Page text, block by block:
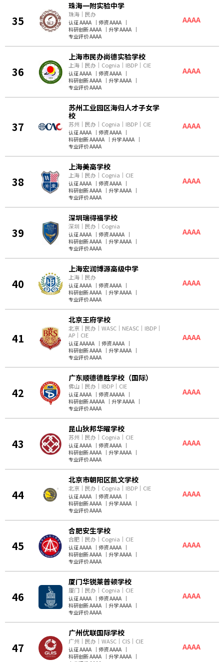
35
珠海一附实验中学
珠海 ｜ 民办
认证 AAAA ｜ 师资 AAAA ｜
科研创新 AAAA ｜升学 AAAA ｜
专业评价 AAAA
AAAA
36
上海市民办尚德实验学校
上海 ｜ 民办 ｜ Cognia ｜ IBDP ｜ CIE
认证 AAAA ｜ 师资 AAAA ｜
科研创新 AAAA ｜升学 AAAA ｜
专业评价 AAAA
AAAA
37
苏州工业园区海归人才子女学
校
苏州 ｜ 民办 ｜ Cognia ｜ IBDP ｜ CIE
认证 AAAA ｜ 师资 AAAA ｜
科研创新 AAAAA ｜升学 AAAA ｜
专业评价 AAAA
AAAA
38
上海美高学校
上海 ｜ 民办 ｜ Cognia ｜ CIE
认证 AAAA ｜ 师资 AAAA ｜
科研创新 AAAA ｜升学 AAAA ｜
专业评价 AAAA
AAAA
39
深圳瑞得福学校
深圳 ｜ 民办 ｜ Cognia
认证 AAAA ｜ 师资 AAAAA ｜
科研创新 AAAA ｜升学 AAAA ｜
专业评价 AAAA
AAAA
40
上海宏润博源高级中学
上海 ｜ 民办
认证 AAAA ｜ 师资 AAAA ｜
科研创新 AAAA ｜升学 AAAA ｜
专业评价 AAAA
AAAA
41
北京王府学校
北京 ｜ 民办 ｜WASC ｜ NEASC ｜ IBDP ｜
AP ｜ CIE
认证 AAAAA ｜ 师资 AAAA ｜
科研创新 AAAA ｜升学 AAAA ｜
专业评价 AAAA
AAAA
42
广东顺德德胜学校（国际）
佛山 ｜ 民办 ｜ IBDP ｜ CIE
认证 AAAA ｜ 师资 AAAAA ｜
科研创新 AAAAA ｜升学 AAAA ｜
专业评价 AAAA
AAAA
43
昆山狄邦华曜学校
苏州 ｜ 民办 ｜ Cognia ｜ CIE
认证 AAAA ｜ 师资 AAAA ｜
科研创新 AAAA ｜升学 AAAA ｜
专业评价 AAAA
AAAA
44
北京市朝阳区凯文学校
北京 ｜ 民办 ｜ Cognia ｜ IBDP ｜ CIE
认证 AAAA ｜ 师资 AAAA ｜
科研创新 AAAA ｜升学 AAAA ｜
专业评价 AAAA
AAAA
45
合肥安生学校
合肥 ｜ 民办 ｜ Cognia ｜ CIE
认证 AAAA ｜ 师资 AAAA ｜
科研创新 AAAA ｜升学 AAAA ｜
专业评价 AAAA
AAAA
46
厦门华锐莱普顿学校
厦门 ｜ 民办 ｜ Cognia ｜ CIE
认证 AAAA ｜ 师资 AAAA ｜
科研创新 AAAA ｜升学 AAAA ｜
专业评价 AAAA
AAAA
47
广州优联国际学校
广州 ｜ 民办 ｜WASC ｜ CIS ｜ CIE
认证 AAAA ｜ 师资 AAAA ｜
科研创新 AAAA ｜升学 AAAA ｜
AAAA